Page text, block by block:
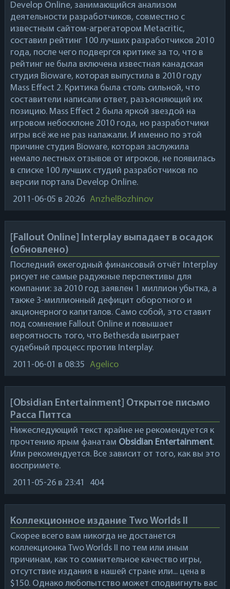
Develop Online, занимающийся анализом
деятельности разработчиков, совместно с
известным сайтом-агрегатором Metacritic,
составил рейтинг 100 лучших разработчиков 2010
года, после чего подвергся критике за то, что в
рейтинг не была включена известная канадская
студия Bioware, которая выпустила в 2010 году
Mass Effect 2. Критика была столь сильной, что
составители написали ответ, разъясняющий их
позицию.Mass Effect 2 была яркой звездой на
игровом небосклоне 2010 года, но разработчики
игры всё же не раз налажали. И именно по этой
причине студия Bioware, которая заслужила
немало лестных отзывов от игроков, не появилась
в списке 100 лучших студий разработчиков по
версии портала Develop Online.
2011-06-05 в 20:26 AnzhelBozhinov
[Fallout Online] Interplay выпадает в осадок
(обновлено)
Последний ежегодный финансовый отчёт Interplay
рисует не самые радужные перспективы для
компании: за 2010 год заявлен 1 миллион убытка, а
также 3-миллионный дефицит оборотного и
акционерного капиталов. Само собой, это ставит
под сомнение Fallout Onlineи повышает
вероятность того, что Bethesda выиграет
судебный процесс против Interplay.
2011-06-01 в 08:35 Agelico
[Obsidian Entertainment] Открытое письмо
Расса Питтса
Нижеследующий текст крайне не рекомендуется к
прочтению ярым фанатам Obsidian Entertainment.
Или рекомендуется. Все зависит от того, как вы это
воспримете.
2011-05-26в 23:41 404
Коллекционное издание Two Worlds II
Скорее всего вам никогда не достанется
коллекционка Two Worlds II по тем или иным
причинам, как то сомнительное качество игры,
отсутствие издания в нашей стране или... цена в
$150. Однако любопытство может сподвигнуть вас